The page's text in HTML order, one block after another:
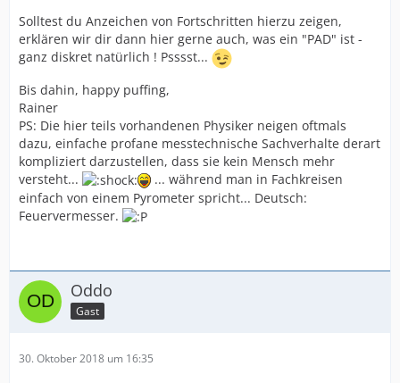
Solltest du Anzeichen von Fortschritten hierzu zeigen,
erklären wir dir dann hier gerne auch, was ein "PAD" ist -
ganz diskret natürlich ! Psssst...
Bis dahin, happy puffing,
Rainer
PS: Die hier teils vorhandenen Physiker neigen oftmals
dazu, einfache profane messtechnische Sachverhalte derart
kompliziert darzustellen, dass sie kein Mensch mehr
versteht...
... während man in Fachkreisen
einfach von einem Pyrometer spricht... Deutsch:
Feuervermesser.
Oddo
Gast
30. Oktober 2018 um 16:35